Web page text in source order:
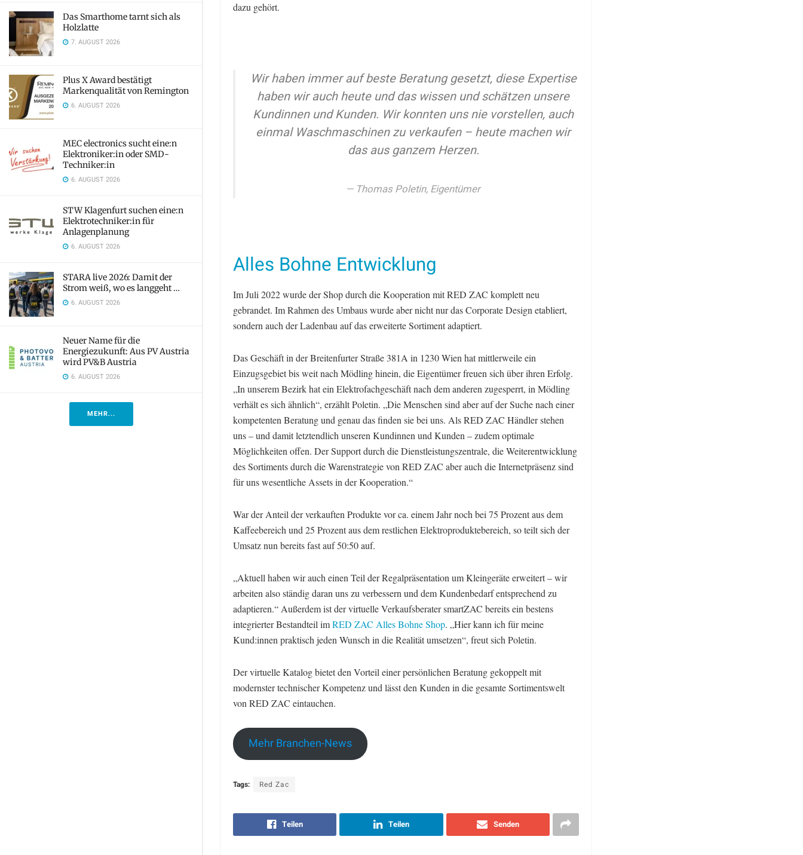
Das Smarthome tarnt sich als
Holzlatte
7. AUGUST 2026
Plus X Award bestätigt
Markenqualität von Remington
6. AUGUST 2026
MEC electronics sucht eine:n
Elektroniker:in oder SMD-
Techniker:in
6. AUGUST 2026
STW Klagenfurt suchen eine:n
Elektrotechniker:in für
Anlagenplanung
6. AUGUST 2026
STARA live 2026: Damit der
Strom weiß, wo es langgeht …
6. AUGUST 2026
Neuer Name für die
Energiezukunft: Aus PV Austria
wird PV&B Austria
6. AUGUST 2026
MEHR...
dazu gehört.
Wir haben immer auf beste Beratung gesetzt, diese Expertise
haben wir auch heute und das wissen und schätzen unsere
Kundinnen und Kunden. Wir konnten uns nie vorstellen, auch
einmal Waschmaschinen zu verkaufen – heute machen wir
das aus ganzem Herzen.
Thomas Poletin, Eigentümer
Alles Bohne Entwicklung
Im Juli 2022 wurde der Shop durch die Kooperation mit RED ZAC komplett neu
gebrandet. Im Rahmen des Umbaus wurde aber nicht nur das Corporate Design etabliert,
sondern auch der Ladenbau auf das erweiterte Sortiment adaptiert.
Das Geschäft in der Breitenfurter Straße 381A in 1230 Wien hat mittlerweile ein
Einzugsgebiet bis weit nach Mödling hinein, die Eigentümer freuen sich über ihren Erfolg.
„In unserem Bezirk hat ein Elektrofachgeschäft nach dem anderen zugesperrt, in Mödling
verhält es sich ähnlich“, erzählt Poletin. „Die Menschen sind aber auf der Suche nach einer
kompetenten Beratung und genau das finden sie bei uns. Als RED ZAC Händler stehen
uns – und damit letztendlich unseren Kundinnen und Kunden – zudem optimale
Möglichkeiten offen. Der Support durch die Dienstleistungszentrale, die Weiterentwicklung
des Sortiments durch die Warenstrategie von RED ZAC aber auch die Internetpräsenz sind
für uns wesentliche Assets in der Kooperation.“
War der Anteil der verkauften Produkte vor ca. einem Jahr noch bei 75 Prozent aus dem
Kaffeebereich und 25 Prozent aus dem restlichen Elektroproduktebereich, so teilt sich der
Umsatz nun bereits fast auf 50:50 auf.
„Aktuell haben wir auch einen Teil der Regalpräsentation um Kleingeräte erweitert – wir
arbeiten also ständig daran uns zu verbessern und dem Kundenbedarf entsprechend zu
adaptieren.“ Außerdem ist der virtuelle Verkaufsberater smartZAC bereits ein bestens
integrierter Bestandteil imRED ZAC Alles Bohne Shop. „Hier kann ich für meine
Kund:innen praktisch jeden Wunsch in die Realität umsetzen“, freut sich Poletin.
Der virtuelle Katalog bietet den Vorteil einer persönlichen Beratung gekoppelt mit
modernster technischer Kompetenz und lässt den Kunden in die gesamte Sortimentswelt
von RED ZAC eintauchen.
Mehr Branchen-News
Tags: Red Zac
Teilen Teilen Senden